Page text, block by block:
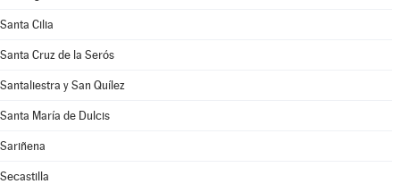
Santa Cilia
Santa Cruz de la Serós
Santaliestra y San Quílez
Santa María de Dulcis
Sariñena
Secastilla